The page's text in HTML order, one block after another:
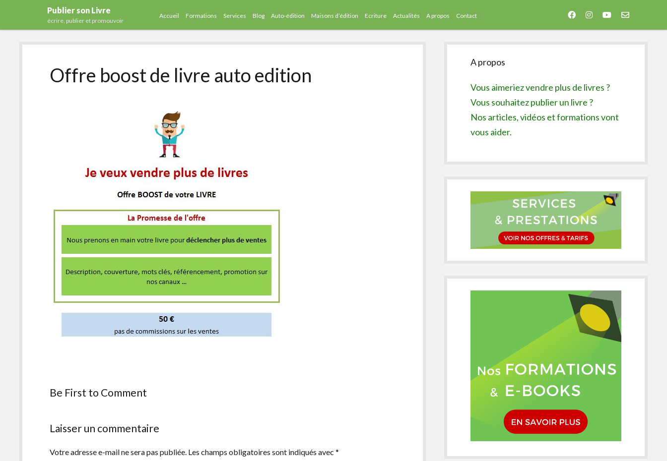
Publier son Livre
écrire, publier et promouvoir
Accueil Formations Services Blog Auto-édition Maisons d’édition Ecriture Actualités A propos Contact facebookinstagram
youtubeemail-
Offre boost de livre auto edition
Be First to Comment
Laisser un commentaire
Votre adresse e-mail ne sera pas publiée. Les champs obligatoires sont indiqués avec*
Sidebar
A propos
Vous aimeriez vendre plus de livres ?
Vous souhaitez publier un livre ?
Nos articles, vidéos et formations vont
vous aider.